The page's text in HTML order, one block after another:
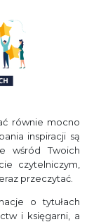
równie mocno
inspiracji są
wśród Twoich
czytelniczym,
przeczytać.
o tytułach
i księgarni, a